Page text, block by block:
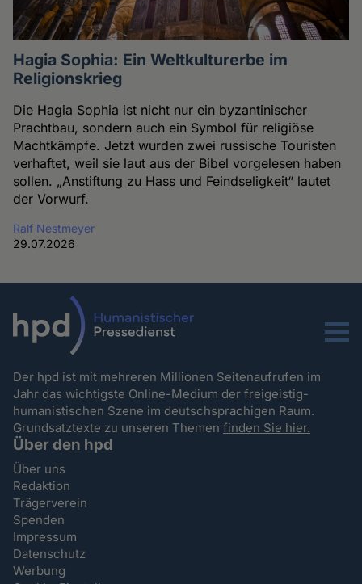
Hagia Sophia: Ein Weltkulturerbe im
Religionskrieg
Die Hagia Sophia ist nicht nur ein byzantinischer
Prachtbau, sondern auch ein Symbol für religiöse
Machtkämpfe. Jetzt wurden zwei russische Touristen
verhaftet, weil sie laut aus der Bibel vorgelesen haben
sollen. „Anstiftung zu Hass und Feindseligkeit“ lautet
der Vorwurf.
Ralf Nestmeyer
29.07.2026
Menu
Der hpd ist mit mehreren Millionen Seitenaufrufen im
Jahr das wichtigste Online-Medium der freigeistig-
humanistischen Szene im deutschsprachigen Raum.
Grundsatztexte zu unseren Themenfinden Sie hier.
Über den hpd
Über uns
Redaktion
Trägerverein
Spenden
Impressum
Datenschutz
Werbung